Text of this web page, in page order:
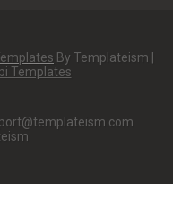
By Templateism |
Templates